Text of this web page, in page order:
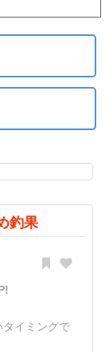
釣果
イミングで